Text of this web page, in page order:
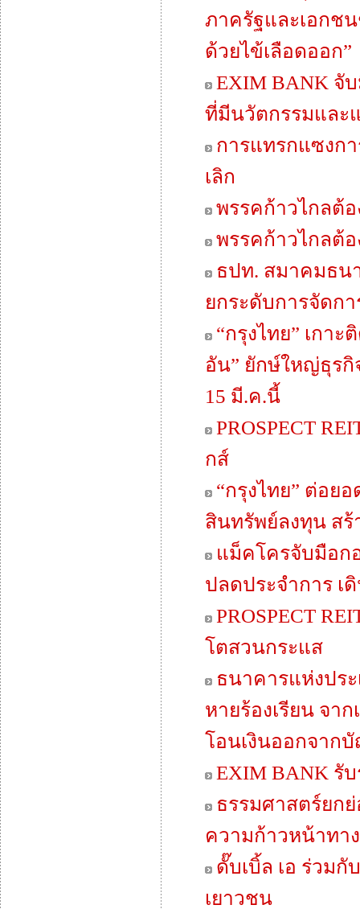
ภาครัฐและเอกช
ด้วยไข้เลือดออก”
EXIM BANK จั
ที่มีนวัตกรรมและ
การแทรกแซงก
เลิก
พรรคก้าวไกลต้
พรรคก้าวไกลต้
ธปท. สมาคมธน
ยกระดับการจัดก
“กรุงไทย” เกา
อัน” ยักษ์ใหญ่ธุรกิ
15 มี.ค.นี้
PROSPECT
กส์
“กรุงไทย” ต่อย
สินทรัพย์ลงทุน สร้
แม็คโครจับมือก
ปลดประจำการ เ
PROSPECT
โตสวนกระแส
ธนาคารแห่งปร
หายร้องเรียน จา
โอนเงินออกจาก
EXIM BANK รั
ธรรมศาสตร์ยกย่
ความก้าวหน้าทา
ดั๊บเบิ้ล เอ ร่วม
เยาวชน